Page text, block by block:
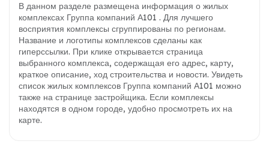
В данном разделе размещена информация о жилых
комплексах Группа компаний А101 . Для лучшего
восприятия комплексы сгруппированы по регионам.
Название и логотипы комплексов сделаны как
гиперссылки. При клике открывается страница
выбранного комплекса, содержащая его адрес, карту,
краткое описание, ход строительства и новости. Увидеть
список жилых комплексов Группа компаний А101 можно
также на странице застройщика. Если комплексы
находятся в одном городе, удобно просмотреть их на
карте.